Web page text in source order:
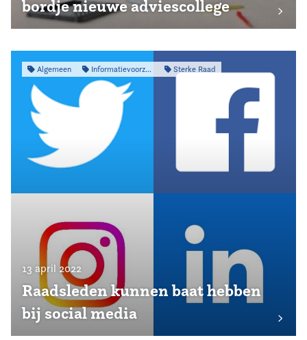
bordje nieuwe adviescollege
Algemeen Informatievoorziening Sterke Raad
13 april 2022
Raadsleden kunnen baat hebben
bij social media